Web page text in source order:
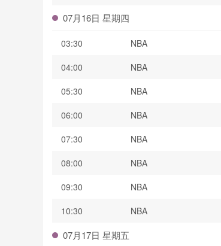
07月16日 星期四
03:30 NBA
04:00
NBA
05:30
NBA
06:00
NBA
07:30
NBA
08:00
NBA
09:30
NBA
10:30
NBA
07月17日 星期五